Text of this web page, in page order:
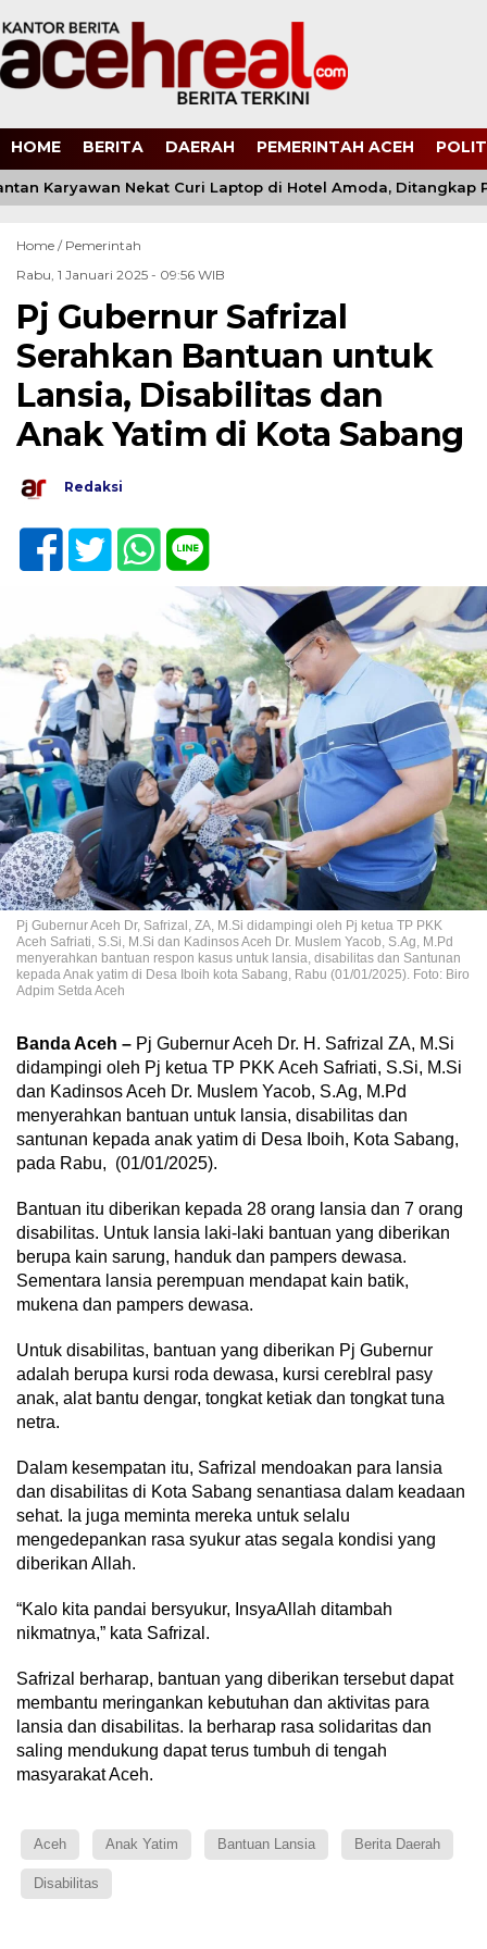
HOME BERITA DAERAH PEMERINTAH ACEH
Karyawan Nekat Curi Laptop di Hotel Amoda, Ditangkap
Home / Pemerintah
Rabu, 1 Januari 2025 - 09:56 WIB
Pj Gubernur Safrizal
Serahkan Bantuan untuk
Lansia, Disabilitas dan
Anak Yatim di Kota Sabang
Redaksi
Pj Gubernur Aceh Dr, Safrizal, ZA, M.Si didampingi oleh Pj ketua TP PKK
Aceh Safriati, S.Si, M.Si dan Kadinsos Aceh Dr. Muslem Yacob, S.Ag, M.Pd
menyerahkan bantuan respon kasus untuk lansia, disabilitas dan Santunan
kepada Anak yatim di Desa Iboih kota Sabang, Rabu (01/01/2025). Foto: Biro
Adpim Setda Aceh
Banda Aceh – Pj Gubernur Aceh Dr. H. Safrizal ZA, M.Si
didampingi oleh Pj ketua TP PKK Aceh Safriati, S.Si, M.Si
dan Kadinsos Aceh Dr. Muslem Yacob, S.Ag, M.Pd
menyerahkan bantuan untuk lansia, disabilitas dan
santunan kepada anak yatim di Desa Iboih, Kota Sabang,
pada Rabu, (01/01/2025).
Bantuan itu diberikan kepada 28 orang lansia dan 7 orang
disabilitas. Untuk lansia laki-laki bantuan yang diberikan
berupa kain sarung, handuk dan pampers dewasa.
Sementara lansia perempuan mendapat kain batik,
mukena dan pampers dewasa.
Untuk disabilitas, bantuan yang diberikan Pj Gubernur
adalah berupa kursi roda dewasa, kursi cereblral pasy
anak, alat bantu dengar, tongkat ketiak dan tongkat tuna
netra.
Dalam kesempatan itu, Safrizal mendoakan para lansia
dan disabilitas di Kota Sabang senantiasa dalam keadaan
sehat. Ia juga meminta mereka untuk selalu
mengedepankan rasa syukur atas segala kondisi yang
diberikan Allah.
“Kalo kita pandai bersyukur, InsyaAllah ditambah
nikmatnya,” kata Safrizal.
Safrizal berharap, bantuan yang diberikan tersebut dapat
membantu meringankan kebutuhan dan aktivitas para
lansia dan disabilitas. Ia berharap rasa solidaritas dan
saling mendukung dapat terus tumbuh di tengah
masyarakat Aceh.
Aceh Anak Yatim Bantuan Lansia Berita Daerah
Disabilitas